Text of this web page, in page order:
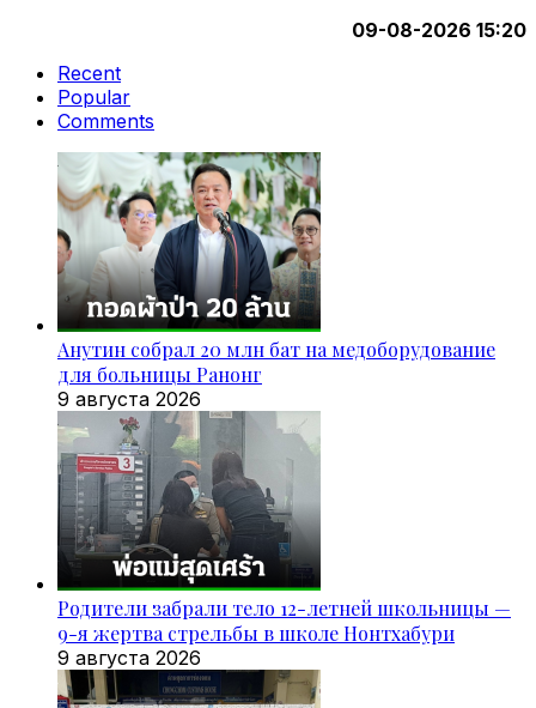
09-08-2026 15:20
Recent
Popular
Comments
Анутин собрал 20 млн бат на медоборудование
для больницы Ранонг
9 августа 2026
Родители забрали тело 12-летней школьницы —
9-я жертва стрельбы в школе Нонтхабури
9 августа 2026